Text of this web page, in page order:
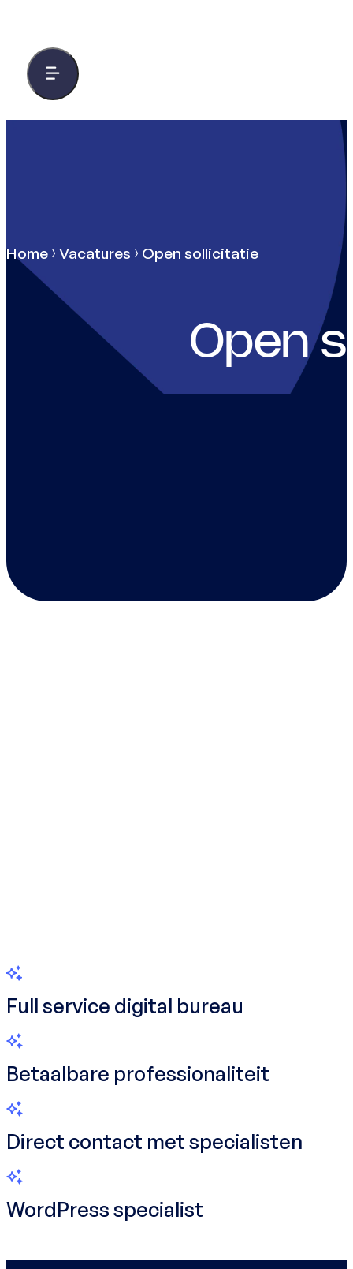
Home Vacatures Open sollicitatie
Open
Full service digital bureau
Betaalbare professionaliteit
Direct contact met specialisten
WordPress specialist